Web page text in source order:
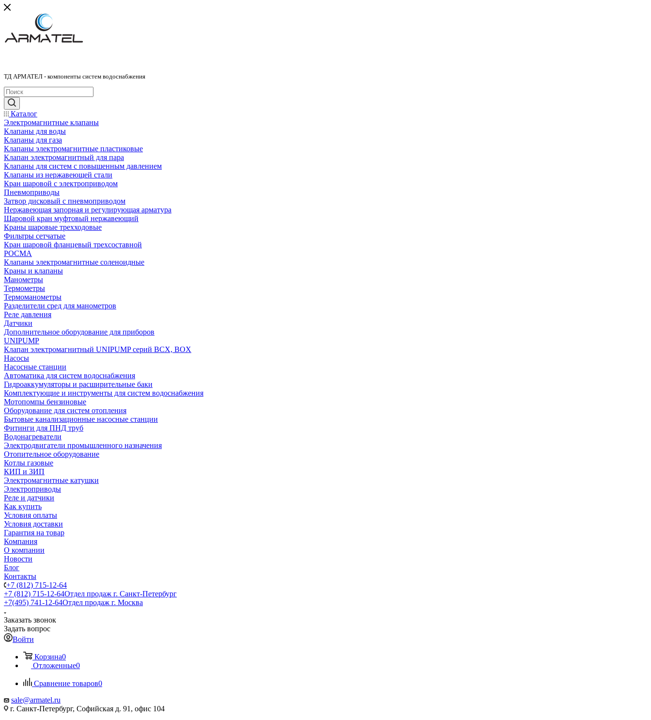
ТД АРМАТЕЛ - компоненты систем водоснабжения
Каталог
Электромагнитные клапаны
Клапаны для воды
Клапаны для газа
Клапаны электромагнитные пластиковые
Клапан электромагнитный для пара
Клапаны для систем с повышенным давлением
Клапаны из нержавеющей стали
Кран шаровой с электроприводом
Пневмоприводы
Затвор дисковый с пневмоприводом
Нержавеющая запорная и регулирующая арматура
Шаровой кран муфтовый нержавеющий
Краны шаровые трехходовые
Фильтры сетчатые
Кран шаровой фланцевый трехсоставной
РОСМА
Клапаны электромагнитные соленоидные
Краны и клапаны
Манометры
Термометры
Термоманометры
Разделители сред для манометров
Реле давления
Датчики
Дополнительное оборудование для приборов
UNIPUMP
Клапан электромагнитный UNIPUMP серий BCX, BOX
Насосы
Насосные станции
Автоматика для систем водоснабжения
Гидроаккумуляторы и расширительные баки
Комплектующие и инструменты для систем водоснабжения
Мотопомпы бензиновые
Оборудование для систем отопления
Бытовые канализационные насосные станции
Фитинги для ПНД труб
Водонагреватели
Электродвигатели промышленного назначения
Отопительное оборудование
Котлы газовые
КИП и ЗИП
Электромагнитные катушки
Электроприводы
Реле и датчики
Как купить
Условия оплаты
Условия доставки
Гарантия на товар
Компания
О компании
Новости
Блог
Контакты
+7 (812) 715-12-64
+7 (812) 715-12-64Отдел продаж г. Санкт-Петербург
+7(495) 741-12-64Отдел продаж г. Москва
Заказать звонок
Задать вопрос
Войти
Корзина0
Отложенные0
Сравнение товаров0
sale@armatel.ru
г. Санкт-Петербург, Софийская д. 91, офис 104